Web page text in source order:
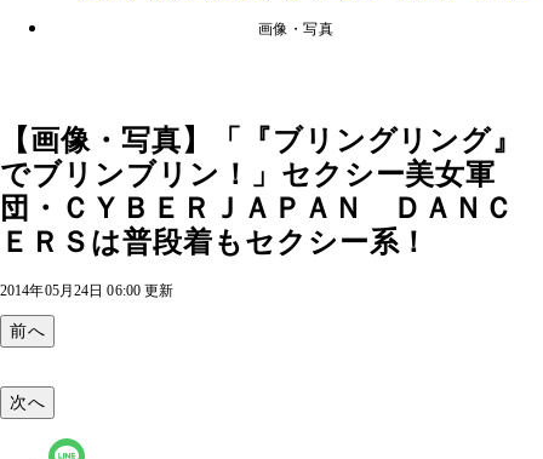
画像・写真
【画像・写真】「『ブリングリング』
でブリンブリン！」セクシー美女軍
団・ＣＹＢＥＲＪＡＰＡＮ ＤＡＮＣ
ＥＲＳは普段着もセクシー系！
2014年05月24日 06:00 更新
前へ
次へ